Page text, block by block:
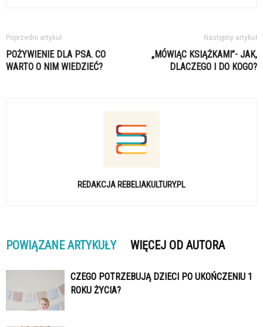
Poprzedni artykuł
POŻYWIENIE DLA PSA. CO
WARTO O NIM WIEDZIEĆ?
Następny artykuł
„MÓWIĄC KSIĄŻKAMI”- JAK,
DLACZEGO I DO KOGO?
REDAKCJA REBELIAKULTURY.PL
POWIĄZANE ARTYKUŁY WIĘCEJ OD AUTORA
CZEGO POTRZEBUJĄ DZIECI PO UKOŃCZENIU 1
ROKU ŻYCIA?